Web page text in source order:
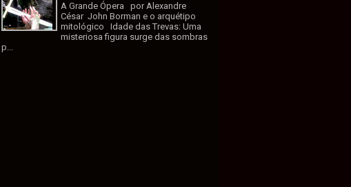
A Grande Ópera por Alexandre
César John Borman e o arquétipo
mitológico Idade das Trevas: Uma
misteriosa figura surge das sombras
p...